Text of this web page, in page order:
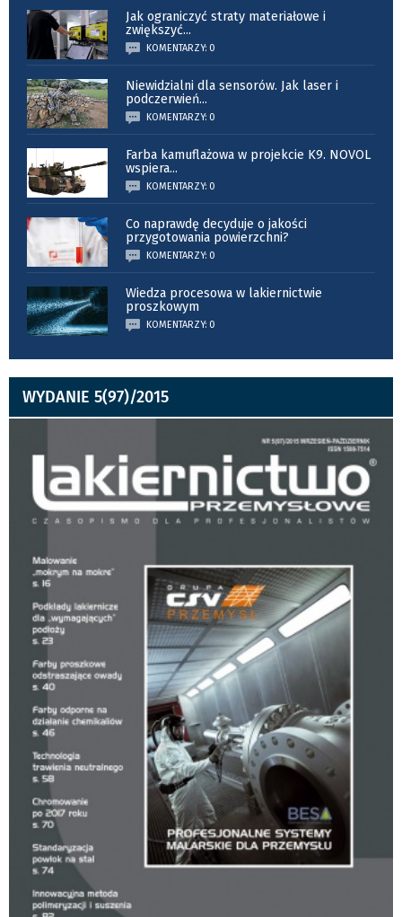
Jak ograniczyć straty materiałowe i
zwiększyć...
KOMENTARZY: 0
Niewidzialni dla sensorów. Jak laser i
podczerwień...
KOMENTARZY: 0
Farba kamuflażowa w projekcie K9. NOVOL
wspiera...
KOMENTARZY: 0
Co naprawdę decyduje o jakości
przygotowania powierzchni?
KOMENTARZY: 0
Wiedza procesowa w lakiernictwie
proszkowym
KOMENTARZY: 0
WYDANIE 5(97)/2015